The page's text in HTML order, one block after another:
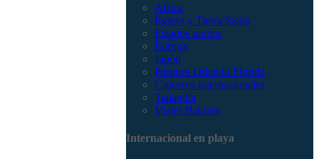
Africa
Egipto y Tierra Santa
Estados unidos
Europa
Japón
Parques Orlando Florida
Cruceros internacionales
Tailandia
Viajes Baratos
Internacional en playa